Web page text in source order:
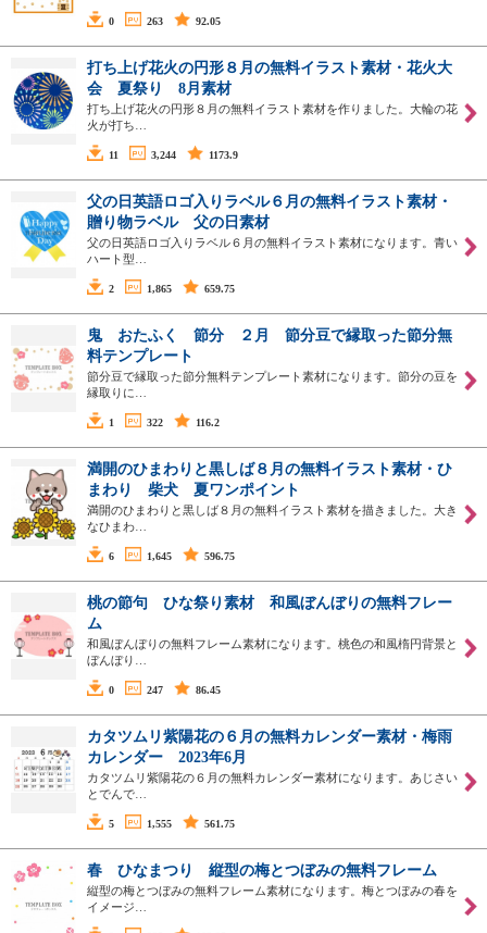
0 263 92.05
打ち上げ花火の円形８月の無料イラスト素材・花火大
会 夏祭り 8月素材
打ち上げ花火の円形８月の無料イラスト素材を作りました。大輪の花
火が打ち…
11 3,244 1173.9
父の日英語ロゴ入りラベル６月の無料イラスト素材・
贈り物ラベル 父の日素材
父の日英語ロゴ入りラベル６月の無料イラスト素材になります。青い
ハート型…
2 1,865 659.75
鬼 おたふく 節分 ２月 節分豆で縁取った節分無
料テンプレート
節分豆で縁取った節分無料テンプレート素材になります。節分の豆を
縁取りに…
1 322 116.2
満開のひまわりと黒しば８月の無料イラスト素材・ひ
まわり 柴犬 夏ワンポイント
満開のひまわりと黒しば８月の無料イラスト素材を描きました。大き
なひまわ…
6 1,645 596.75
桃の節句 ひな祭り素材 和風ぼんぼりの無料フレー
ム
和風ぼんぼりの無料フレーム素材になります。桃色の和風楕円背景と
ぼんぼり…
0 247 86.45
カタツムリ紫陽花の６月の無料カレンダー素材・梅雨
カレンダー 2023年6月
カタツムリ紫陽花の６月の無料カレンダー素材になります。あじさい
とでんで…
5 1,555 561.75
春 ひなまつり 縦型の梅とつぼみの無料フレーム
縦型の梅とつぼみの無料フレーム素材になります。梅とつぼみの春を
イメージ…